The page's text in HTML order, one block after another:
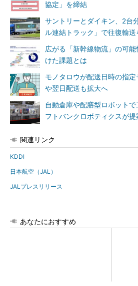
協定」を締結
サントリーとダイキン、2台
ル連結トラック」で往復輸送
広がる「新幹線物流」の可
けた課題とは
モノタロウが配送日時の指
や翌日配送も拡大へ
自動倉庫や配膳型ロボット
フトバンクロボティクスが提
関連リンク
KDDI
日本航空（JAL）
JALプレスリリース
あなたにおすすめ